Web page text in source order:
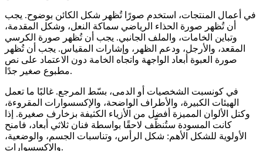
في أعمال المنتجات، استخدم صورًا تُظهر شكل الكائن بوضوح. يجب
أن تُظهر صورة الحذاء الرياضي سماكة النعل، وشكل المقدمة،
وتباين الخامات، والملف الجانبي. يجب أن تُظهر صورة الكرسي
المقعد، والأرجل، ودعم الظهر، وإشارات المقياس. يجب أن تُظهر
صورة العبوة أبعاد الواجهة واتجاه الخامة دون الاعتماد على نص
مطبوع صغير جدًا.
في كونسبت الشخصيات أو الدمى، بسّط المرجع. غالبًا ما تعمل
الهيئات الكبيرة، والأطراف الواضحة، والإكسسوارات المقروءة،
وكتل الألوان المميزة أفضل من الأزياء الكثيفة بزخارف صغيرة. إذا
كانت المسودة ستُنظَّف لاحقًا بواسطة فنان ثلاثي أبعاد، فامنح
الأولوية للشكل الأهم: شكل الرأس، وتناسبات الجسم، والوضعية،
والإكسسوارات.